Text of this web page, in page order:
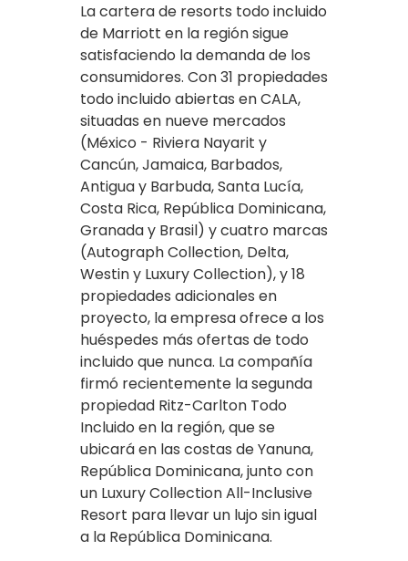
La cartera de resorts todo incluido
de Marriott en la región sigue
satisfaciendo la demanda de los
consumidores. Con 31 propiedades
todo incluido abiertas en CALA,
situadas en nueve mercados
(México - Riviera Nayarit y
Cancún, Jamaica, Barbados,
Antigua y Barbuda, Santa Lucía,
Costa Rica, República Dominicana,
Granada y Brasil) y cuatro marcas
(Autograph Collection, Delta,
Westin y Luxury Collection), y 18
propiedades adicionales en
proyecto, la empresa ofrece a los
huéspedes más ofertas de todo
incluido que nunca. La compañía
firmó recientemente la segunda
propiedad Ritz-Carlton Todo
Incluido en la región, que se
ubicará en las costas de Yanuna,
República Dominicana, junto con
un Luxury Collection All-Inclusive
Resort para llevar un lujo sin igual
a la República Dominicana.